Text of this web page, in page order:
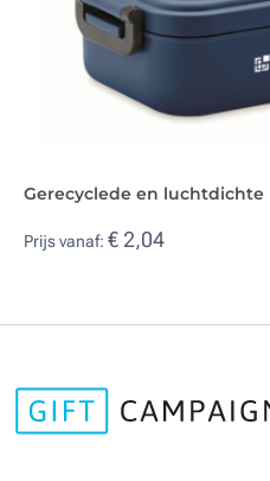
Gerecyclede en
Prijs vanaf: € 2,04